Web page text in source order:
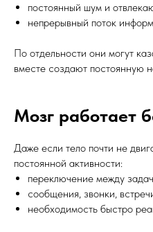
постоянный шум и
непрерывный поток
По отдельности они могут
вместе создают постоянную
Мозг работает
Даже если тело почти не
постоянной активности:
переключение между
сообщения, звонки,
необходимость быстро